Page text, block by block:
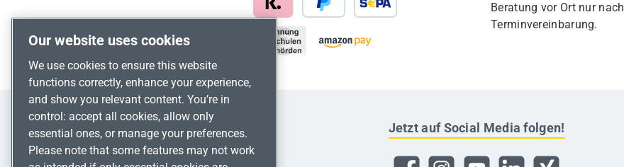
Beratung vor Ort nur nach
Terminvereinbarung.
Jetzt auf Social Media folgen!
Our website uses cookies
We use cookies to ensure this website
functions correctly, enhance your experience,
and show you relevant content. You’re in
control: accept all cookies, allow only
essential ones, or manage your preferences.
Please note that some features may not work